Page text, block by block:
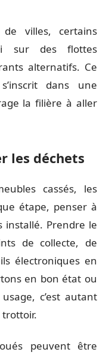
villes, certains
sur des flottes
alternatifs. Ce
dans une
la filière à aller
les déchets
cassés, les
étape, penser à
Prendre le
de collecte, de
électroniques en
en bon état ou
c’est autant
trottoir.
peuvent être